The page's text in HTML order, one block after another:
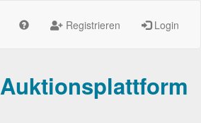
Registrieren Login
Auktionsplattform